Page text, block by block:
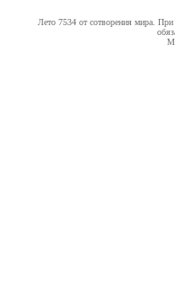
Лето 7534 от сотворения мира. При